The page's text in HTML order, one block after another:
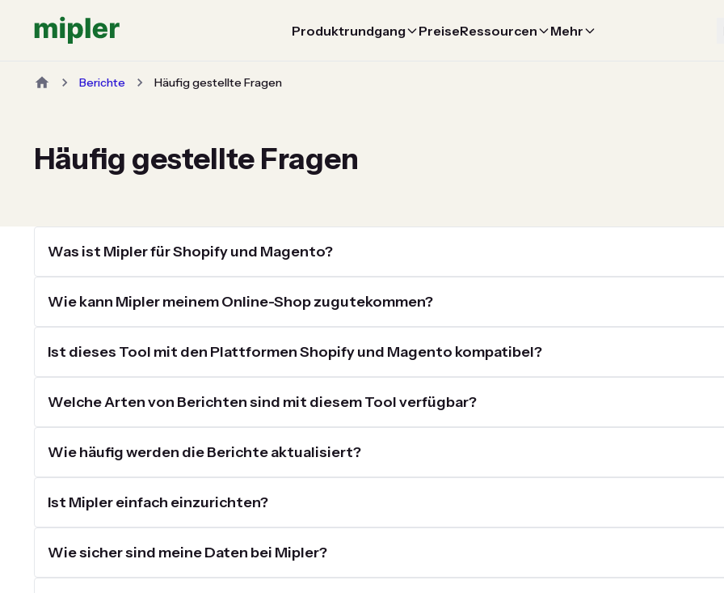
Produktrundgang PreiseRessourcen Mehr
Berichte Häufig gestellte Fragen
Häufig gestellte Fragen
Was ist Mipler für Shopify und Magento?
Wie kann Mipler meinem Online-Shop zugutekommen?
Ist dieses Tool mit den Plattformen Shopify und Magento kompatibel?
Welche Arten von Berichten sind mit diesem Tool verfügbar?
Wie häufig werden die Berichte aktualisiert?
Ist Mipler einfach einzurichten?
Wie sicher sind meine Daten bei Mipler?